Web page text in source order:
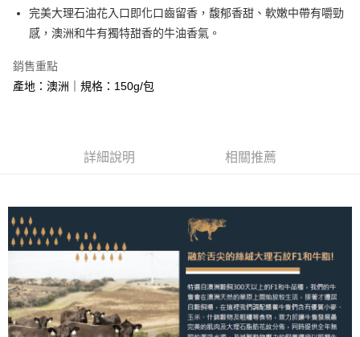
流程，驗證手機門號後，選擇欲分期的期數、繳款截止日，確認付款後即完
成交易。
4.訂單成立30分鐘內，如未前往確認交易或遇審核未通過，訂單將自動取
法說明評估內容。
2.透過簡訊連結打開帳單後，可選擇「超商條碼／台灣大直營門市／銀行轉
帳／街口支付／iPASS MONEY」等通路繳費。
1.本服務係由「台灣大哥大股份有限公司」（以下簡稱本公司）所提供，讓
用戶於交易時，得透過本服務購買商品或服務，並由商店將買賣／分期付款
買賣價金債權讓與本公司後，依約使用本公司帳單繳交帳款。
2.基於同意付款使用「大哥付你分期」之契約關係目的，商店將以您的個人
資料（包含姓名、電話或地址）提供予台灣大哥大進項蒐集、處理及利用，
由本公司與您本人進行分期帳單所需資料之確認、核對及更正。
3.完整用戶服務條款，請詳閱以下連結：https://oppay.tw/userRule
相關說明
【關於「AFTEE先享後付」】
AFTEE先享後付是「在收到商品之後才付款」的支付方式。 讓您購物簡單
１．簡單：不需註冊會員、不需綁卡、不需儲值。
２．便利：只要手機號碼，簡訊認證，即可結帳。
結帳頁面，進行簡訊認證並確認金額後，即可完成結帳。
購買商品的店家。未經商家同意取消之訂單仍視為有效，需透過AFTEE先享
後付繳納相關費用。
※ 交易是否成功請以「AFTEE先享後付 」之結帳頁面顯示為準，若有關於
是否繳費成功／繳費後需取消欲退款等相關疑問，請聯繫「AFTEE先享後付
客戶支援中心」https://netprotections.freshdesk.com/support/home
【注意事項】
１．透過由恩沛科技股份有限公司提供之「AFTEE先享後付」服務完成之交
ATM付款
貨到付款
不適用此配送)
7-11冷凍超取(預計3-5天)(購買金額最高到2999元，超過請選
宅配)
每筆NT$200，滿NT$2,500(含以上)免運費
冷凍宅配(配送時間18:00前)(如要選取7-11超取，單筆訂單金額最高
不能超過3000元)
每筆NT$250，滿NT$3,000(含以上)免運費
完美大理石油花入口即化口齒留香，馥郁香甜、軟嫩中帶有嚼勁
感，澳洲和牛有獨特甜香的牛油香氣。
銷售重點
產地：澳洲｜規格：150g/包
詳細說明 相關推薦